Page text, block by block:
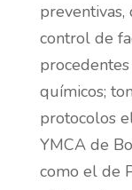
control de
químicos;
protocolos
YMCA de
como el de